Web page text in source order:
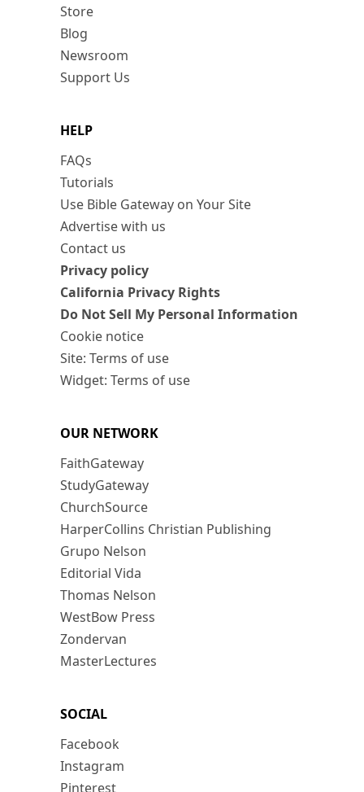
Store
Blog
Newsroom
Support Us
HELP
FAQs
Tutorials
Use Bible Gateway on Your Site
Advertise with us
Contact us
Privacy policy
California Privacy Rights
Do Not Sell My Personal Information
Cookie notice
Site: Terms of use
Widget: Terms of use
OUR NETWORK
FaithGateway
StudyGateway
ChurchSource
HarperCollins Christian Publishing
Grupo Nelson
Editorial Vida
Thomas Nelson
WestBow Press
Zondervan
MasterLectures
SOCIAL
Facebook
Instagram
Pinterest